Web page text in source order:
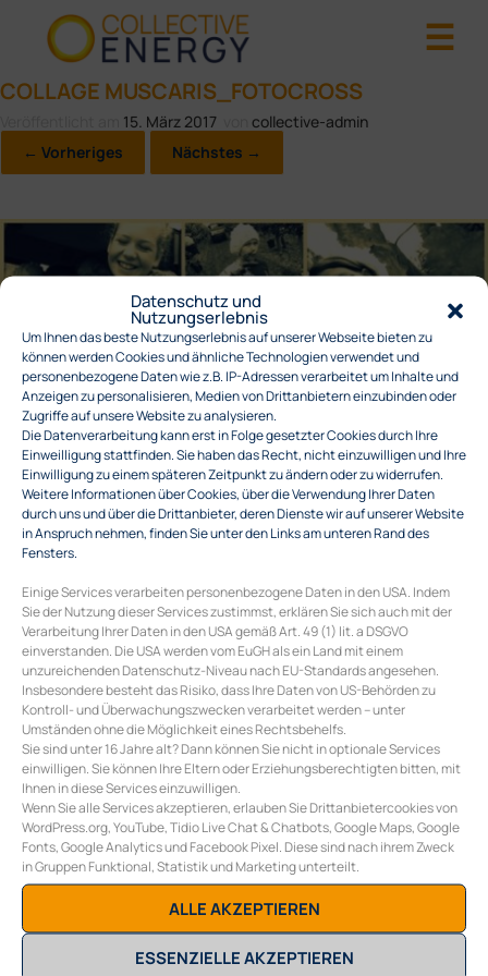
Datenschutz und
Nutzungserlebnis
Um Ihnen das beste Nutzungserlebnis auf unserer Webseite bieten zu
können werden Cookies und ähnliche Technologien verwendet und
personenbezogene Daten wie z.B. IP-Adressen verarbeitet um Inhalte und
Anzeigen zu personalisieren, Medien von Drittanbietern einzubinden oder
Zugriffe auf unsere Website zu analysieren.
Die Datenverarbeitung kann erst in Folge gesetzter Cookies durch Ihre
Einweilligung stattfinden. Sie haben das Recht, nicht einzuwilligen und Ihre
Einwilligung zu einem späteren Zeitpunkt zu ändern oder zu widerrufen.
Weitere Informationen über Cookies, über die Verwendung Ihrer Daten
durch uns und über die Drittanbieter, deren Dienste wir auf unserer Website
in Anspruch nehmen, finden Sie unter den Links am unteren Rand des
Fensters.
Einige Services verarbeiten personenbezogene Daten in den USA. Indem
Sie der Nutzung dieser Services zustimmst, erklären Sie sich auch mit der
Verarbeitung Ihrer Daten in den USA gemäß Art. 49 (1) lit. a DSGVO
einverstanden. Die USA werden vom EuGH als ein Land mit einem
unzureichenden Datenschutz-Niveau nach EU-Standards angesehen.
Insbesondere besteht das Risiko, dass Ihre Daten von US-Behörden zu
Kontroll- und Überwachungszwecken verarbeitet werden – unter
Umständen ohne die Möglichkeit eines Rechtsbehelfs.
Sie sind unter 16 Jahre alt? Dann können Sie nicht in optionale Services
einwilligen. Sie können Ihre Eltern oder Erziehungsberechtigten bitten, mit
Ihnen in diese Services einzuwilligen.
Wenn Sie alle Services akzeptieren, erlauben Sie Drittanbietercookies von
WordPress.org, YouTube, Tidio Live Chat & Chatbots, Google Maps, Google
Fonts, Google Analytics und Facebook Pixel. Diese sind nach ihrem Zweck
in Gruppen Funktional, Statistik und Marketing unterteilt.
ALLE AKZEPTIEREN
ESSENZIELLE AKZEPTIEREN
COLLAGE MUSCARIS_FOTOCROSS
15. März 2017
collective-admin
← Vorheriges
Nächstes →
SCHREIBEN SIE EINEN KOMMENTAR
Sie müssenangemeldetsein, um einen Kommentar
abzugeben.
COLLECTIVE ENERGY GMBH
Burggasse 117/10
A-1070 Wien
Eoffice@collective-energy.at
T+43 (0) 1 311 28 01